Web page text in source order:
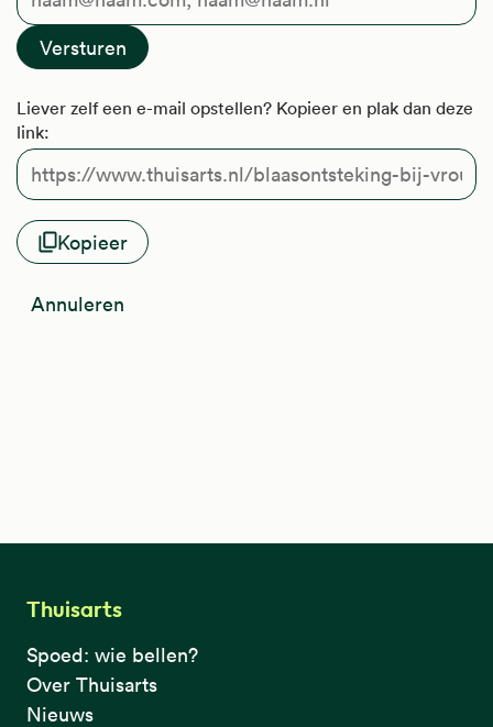
Liever zelf een e-mail opstellen? Kopieer en plak dan deze
link:
Kopieer
Annuleren
Thuisarts
Spoed: wie bellen?
Over Thuisarts
Nieuws